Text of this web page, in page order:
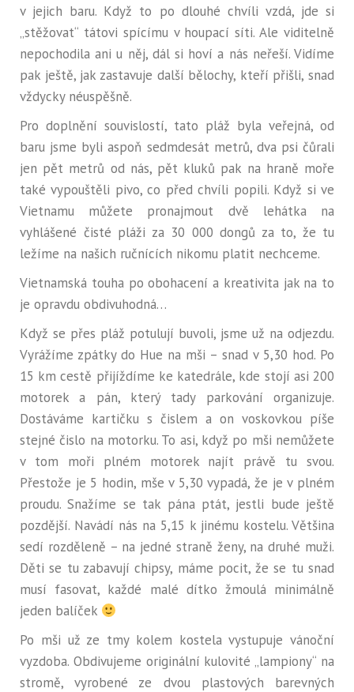
v jejich baru. Když to po dlouhé chvíli vzdá, jde si
„stěžovat“ tátovi spícímu v houpací síti. Ale viditelně
nepochodila ani u něj, dál si hoví a nás neřeší. Vidíme
pak ještě, jak zastavuje další bělochy, kteří přišli, snad
vždycky néuspěšně.
Pro doplnění souvislostí, tato pláž byla veřejná, od
baru jsme byli aspoň sedmdesát metrů, dva psi čůrali
jen pět metrů od nás, pět kluků pak na hraně moře
také vypouštěli pivo, co před chvíli popili. Když si ve
Vietnamu můžete pronajmout dvě lehátka na
vyhlášené čisté pláži za 30 000 dongů za to, že tu
ležíme na našich ručnících nikomu platit nechceme.
Vietnamská touha po obohacení a kreativita jak na to
je opravdu obdivuhodná…
Když se přes pláž potulují buvoli, jsme už na odjezdu.
Vyrážíme zpátky do Hue na mši – snad v 5,30 hod. Po
15 km cestě přijíždíme ke katedrále, kde stojí asi 200
motorek a pán, který tady parkování organizuje.
Dostáváme kartičku s čislem a on voskovkou píše
stejné čislo na motorku. To asi, když po mši nemůžete
v tom moři plném motorek najít právě tu svou.
Přestože je 5 hodin, mše v 5,30 vypadá, že je v plném
proudu. Snažíme se tak pána ptát, jestli bude ještě
pozdější. Navádí nás na 5,15 k jinému kostelu. Většina
sedí rozděleně – na jedné straně ženy, na druhé muži.
Děti se tu zabavují chipsy, máme pocit, že se tu snad
musí fasovat, každé malé dítko žmoulá minimálně
jeden balíček
Po mši už ze tmy kolem kostela vystupuje vánoční
vyzdoba. Obdivujeme originální kulovité „lampiony“ na
stromě, vyrobené ze dvou plastových barevných